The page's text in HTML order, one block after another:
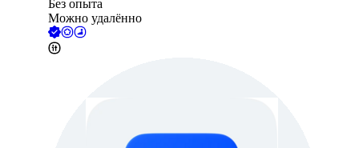
Без опыта
Можно удалённо